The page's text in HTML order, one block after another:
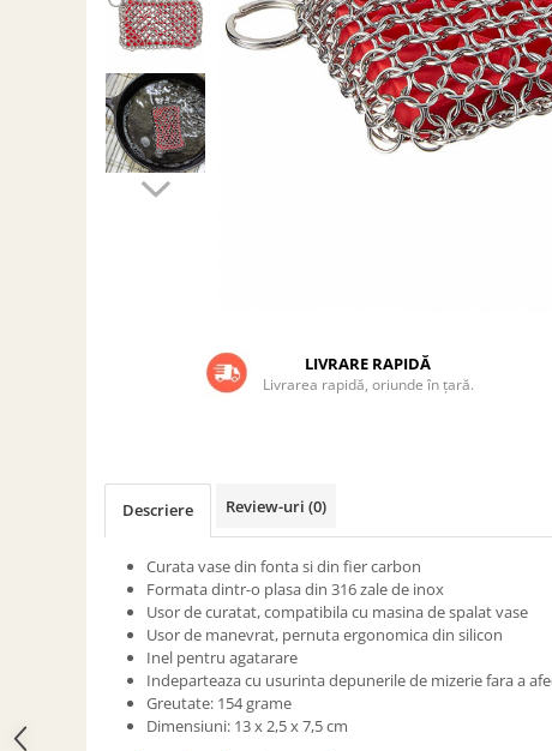
Grătare electrice
Grătare pe cărbuni
GRĂTARE PE GAZ
UȘI DIN FONTĂ
Uși de cuptor
Uși pentru sobă și șemineu
Vase pentru gătit din oțel
REDUCERI VASE DIN FONTĂ
COPERTINE ȘI PRELATE
Prelată impermeabilă din
polietilenă cu inele
Coșuri de fum din beton
Coșuri de fum din inox
LIVRARE RAPIDĂ
Livrarea rapidă, oriunde în țară.
Descriere Review-uri (0)
Curata vase din fonta si din fier carbon
Formata dintr-o plasa din 316 zale de inox
Usor de curatat, compatibila cu masina de spalat vase
Usor de manevrat, pernuta ergonomica din silicon
Inel pentru agatarare
Indeparteaza cu usurinta depunerile de mizerie fara a
Greutate: 154 grame
Dimensiuni: 13 x 2,5 x 7,5 cm